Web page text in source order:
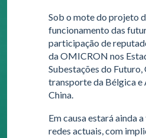
Sob o mote do projeto
funcionamento das
participação de
da OMICRON nos
Subestações do
transporte da Bélgica e
China.
Em causa estará ainda
redes actuais, com